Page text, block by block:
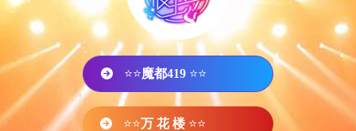
⭐⭐魔都419 ⭐⭐
⭐⭐万 花 楼 ⭐⭐